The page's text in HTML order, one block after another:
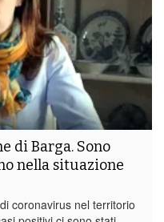
di Barga. Sono
nella situazione
coronavirus nel territorio